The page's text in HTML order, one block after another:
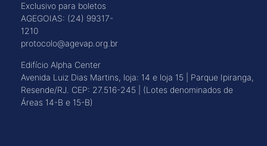
Exclusivo para boletos
AGEGOIAS: (24) 99317-
1210
protocolo@agevap.org.br
Edifício Alpha Center
Avenida Luiz Dias Martins, loja: 14 e loja 15 | Parque Ipiranga,
Resende/RJ. CEP: 27.516-245 | (Lotes denominados de
Áreas 14-B e 15-B)